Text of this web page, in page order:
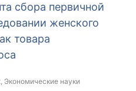
сбора первичной
женского
товара
, Экономические науки